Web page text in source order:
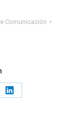
Comunicación
Share